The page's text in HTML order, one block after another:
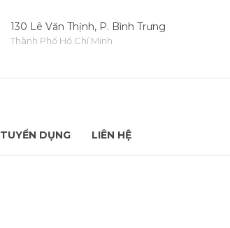
130 Lê Văn Thịnh, P. Bình Trưng
Thành Phố Hồ Chí Minh
TUYỂN DỤNG LIÊN HỆ